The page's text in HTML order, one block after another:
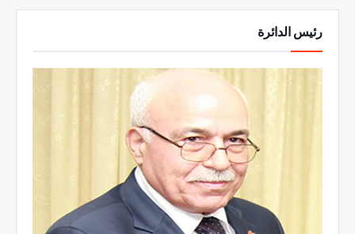
رئيس الدائرة